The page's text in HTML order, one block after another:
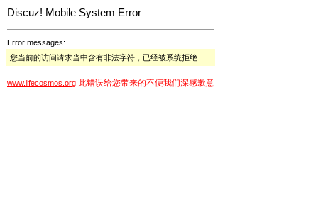
Discuz! Mobile System Error
Error messages:
您当前的访问请求当中含有非法字符，已经被系统拒绝
www.lifecosmos.org 此错误给您带来的不便我们深感歉意